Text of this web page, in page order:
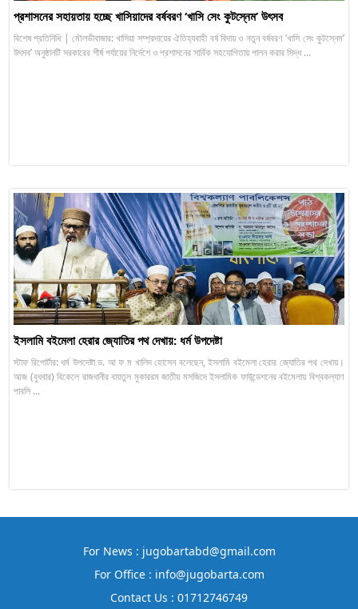
প্রশাসনের সহায়তায় হচ্ছে খাসিয়াদের বর্ষবরণ ‘খাসি সেং কুটস্নেম’ উৎসব
বিশেষ প্রতিনিধি | মৌলভীবাজার: খাসিয়া সম্প্রদায়ের ঐতিহ্যবাহী বর্ষ বিদায় ও নতুন বর্ষবরণ ‘খাসি সেং কুটস্নেম’
উৎসব’ অনুষ্ঠানটি সরকারের শীর্ষ পর্যায়ের নির্দেশে ও প্রশাসনের সার্বিক সহযোগিতায় পালন করার সিদ্ধ ...
ইসলামি বইমেলা হেরার জ্যোতির পথ দেখায়: ধর্ম উপদেষ্টা
স্টাফ রিপোর্টার: ধর্ম উপদেষ্টা ড. আ ফ ম খালিদ হোসেন বলেছেন, ইসলামি বইমেলা হেরার জ্যোতির পথ দেখায়।
আজ (বুধবার) বিকেলে রাজধানীর বায়তুল মুকাররম জাতীয় মসজিদে ইসলামিক ফাউন্ডেশনের বইমেলায় বিশ্বকল্যাণ
পাবলি ...
For News : jugobartabd@gmail.com
For Office : info@jugobarta.com
Contact Us : 01712746749